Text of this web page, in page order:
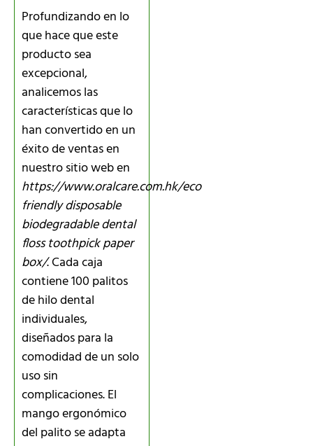
Profundizando en lo
que hace que este
producto sea
excepcional,
analicemos las
características que lo
han convertido en un
éxito de ventas en
nuestro sitio web en
https://www.oralcare.com.hk/eco
friendly disposable
biodegradable dental
floss toothpick paper
box/. Cada caja
contiene 100 palitos
de hilo dental
individuales,
diseñados para la
comodidad de un solo
uso sin
complicaciones. El
mango ergonómico
del palito se adapta